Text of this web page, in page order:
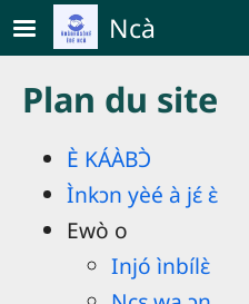
Skip to main content
Ncà
Plan du site
È KÁÀBƆ̀
Ìnkɔn yèé à jɛ́ ɛ̀
Ewò o
Injó ìnbílɛ̀